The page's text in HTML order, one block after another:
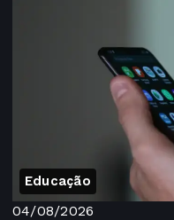
Educação
04/08/2026